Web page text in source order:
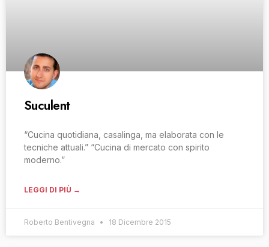
Suculent
“Cucina quotidiana, casalinga, ma elaborata con le
tecniche attuali.” “Cucina di mercato con spirito
moderno.”
LEGGI DI PIÙ →
Roberto Bentivegna 18 Dicembre 2015